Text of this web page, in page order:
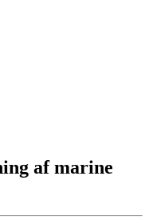
af marine